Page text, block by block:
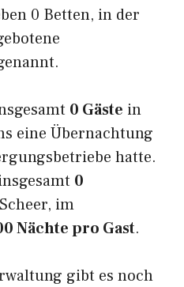
0 Betten, in der
0 Gäste in
eine Übernachtung
hatte.
0
im
Nächte pro Gast.
gibt es noch